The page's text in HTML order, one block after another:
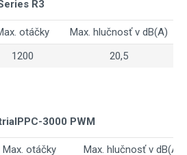
R3
otáčky
Max. hlučnosť v dB(A)
1200 20,5
3000 PWM
Max. otáčky
Max. hlučnosť v dB(A)